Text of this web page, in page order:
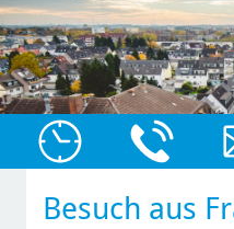
Besuch aus